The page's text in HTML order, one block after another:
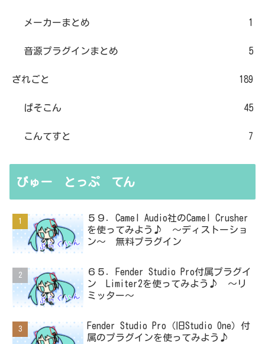
メーカーまとめ 1
音源プラグインまとめ 5
ざれごと 189
ぱそこん 45
こんてすと 7
びゅー とっぷ てん
５９．Camel Audio社のCamel Crusher
を使ってみよう♪ ～ディストーショ
ン～ 無料プラグイン
６５．Fender Studio Pro付属プラグイ
ン Limiter2を使ってみよう♪ ～リ
ミッター～
Fender Studio Pro（旧Studio One）付
属のプラグインを使ってみよう♪